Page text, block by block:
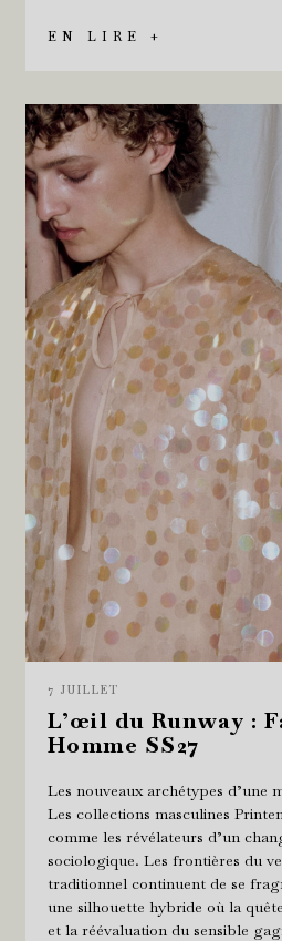
EN LIRE +
7 JUILLET
L’œil du Runway :
Homme SS27
Les nouveaux archétypes d’une
Les collections masculines
comme les révélateurs d’un
sociologique. Les frontières du
traditionnel continuent de se
une silhouette hybride où la
et la réévaluation du sensible